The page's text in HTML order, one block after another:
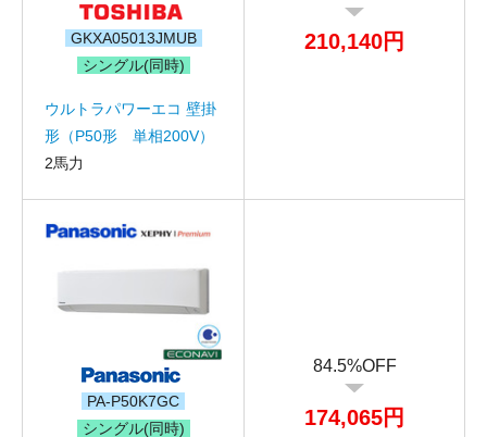
GKXA05013JMUB
シングル(同時)
ウルトラパワーエコ 壁掛
形（P50形 単相200V）
2馬力
210,140円
PA-P50K7GC
シングル(同時)
84.5%OFF
174,065円